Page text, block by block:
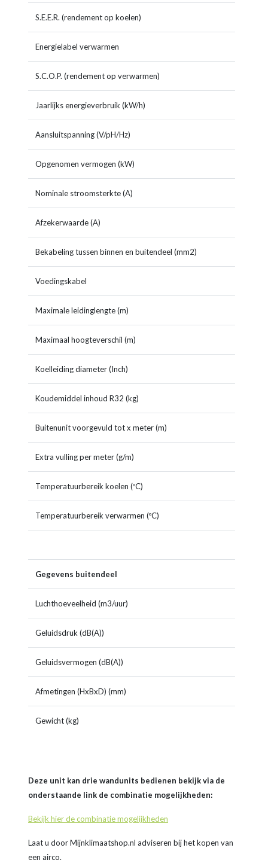
S.E.E.R. (rendement op koelen)
Energielabel verwarmen
S.C.O.P. (rendement op verwarmen)
Jaarlijks energieverbruik (kW/h)
Aansluitspanning (V/pH/Hz)
Opgenomen vermogen (kW)
Nominale stroomsterkte (A)
Afzekerwaarde (A)
Bekabeling tussen binnen en buitendeel (mm2)
Voedingskabel
Maximale leidinglengte (m)
Maximaal hoogteverschil (m)
Koelleiding diameter (Inch)
Koudemiddel inhoud R32 (kg)
Buitenunit voorgevuld tot x meter (m)
Extra vulling per meter (g/m)
Temperatuurbereik koelen (ºC)
Temperatuurbereik verwarmen (ºC)
Gegevens buitendeel
Luchthoeveelheid (m3/uur)
Geluidsdruk (dB(A))
Geluidsvermogen (dB(A))
Afmetingen (HxBxD) (mm)
Gewicht (kg)
Deze unit kan drie wandunits bedienen bekijk via de
onderstaande link de combinatie mogelijkheden:
Bekijk hier de combinatie mogelijkheden
Laat u door Mijnklimaatshop.nl adviseren bij het kopen van
een airco.